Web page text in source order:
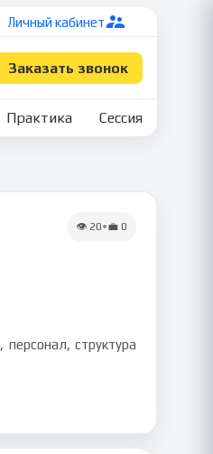
Личный кабинет
Заказать звонок
Практика Сессия
👁 20•💼 0
структура